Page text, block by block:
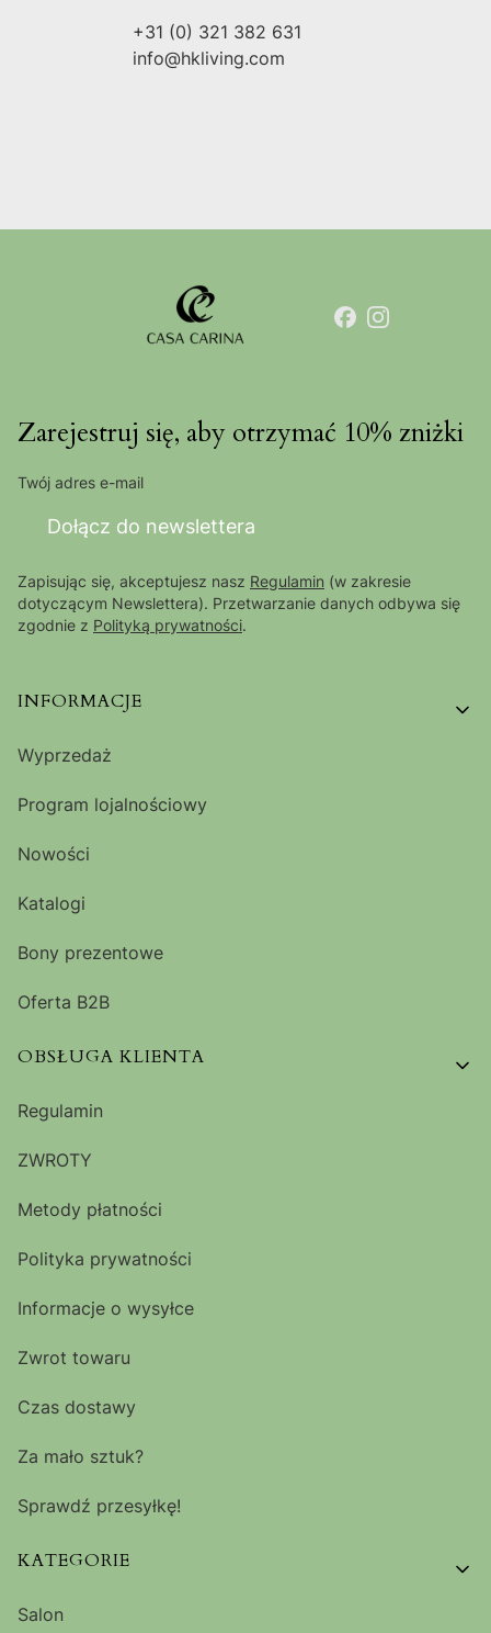
+31 (0) 321 382 631
info@hkliving.com
Zarejestruj się, aby otrzymać 10% zniżki
Twój adres e-mail
Dołącz do newslettera
Zapisując się, akceptujesz nasz Regulamin (w zakresie
dotyczącym Newslettera). Przetwarzanie danych odbywa się
zgodnie z Polityką prywatności.
Linki w stopce
INFORMACJE
Wyprzedaż
Program lojalnościowy
Nowości
Katalogi
Bony prezentowe
Oferta B2B
OBSŁUGA KLIENTA
Regulamin
ZWROTY
Metody płatności
Polityka prywatności
Informacje o wysyłce
Zwrot towaru
Czas dostawy
Za mało sztuk?
Sprawdź przesyłkę!
KATEGORIE
Salon